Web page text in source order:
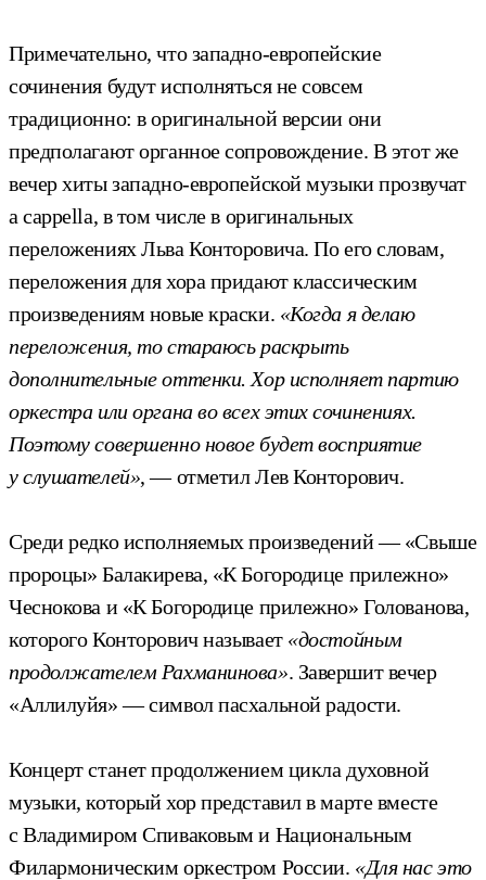
Примечательно, что западно-европейские
сочинения будут исполняться не совсем
традиционно: в оригинальной версии они
предполагают органное сопровождение. В этот же
вечер хиты западно-европейской музыки прозвучат
a cappella, в том числе в оригинальных
переложениях Льва Конторовича. По его словам,
переложения для хора придают классическим
произведениям новые краски. «Когда я делаю
переложения, то стараюсь раскрыть
дополнительные оттенки. Хор исполняет партию
оркестра или органа во всех этих сочинениях.
Поэтому совершенно новое будет восприятие
у слушателей», — отметил Лев Конторович.
Среди редко исполняемых произведений — «Свыше
пророцы» Балакирева, «К Богородице прилежно»
Чеснокова и «К Богородице прилежно» Голованова,
которого Конторович называет «достойным
продолжателем Рахманинова». Завершит вечер
«Аллилуйя» — символ пасхальной радости.
Концерт станет продолжением цикла духовной
музыки, который хор представил в марте вместе
с Владимиром Спиваковым и Национальным
Филармоническим оркестром России. «Для нас это